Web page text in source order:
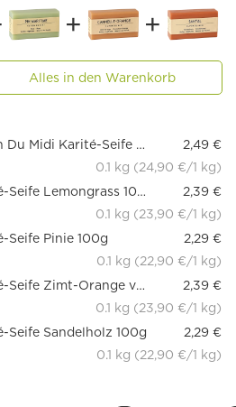
Alles in den Warenkorb
Dieser Artikel: Savon Du Midi Karité-Seife Agrumes Orange-Grapefruit 100g
2,49 €
0.1 kg (24,90 €/1 kg)
Savon Du Midi Karité-Seife Lemongrass 100g
2,39 €
0.1 kg (23,90 €/1 kg)
Seife Pinie 100g
2,29 €
0.1 kg (22,90 €/1 kg)
Savon Du Midi Karité-Seife Zimt-Orange vegan, 100g
2,39 €
0.1 kg (23,90 €/1 kg)
Seife Sandelholz 100g
2,29 €
0.1 kg (22,90 €/1 kg)